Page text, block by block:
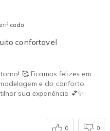
confortavel
🥰 Ficamos felizes em
e do conforto.
sua experiência 💕✨
0 0